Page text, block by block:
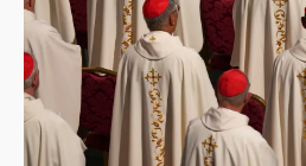
故宮《龍藏經》特展第2檔！
周六起展出延長至晚上7時
台東農業處長涉圖利渡假村！
押庭